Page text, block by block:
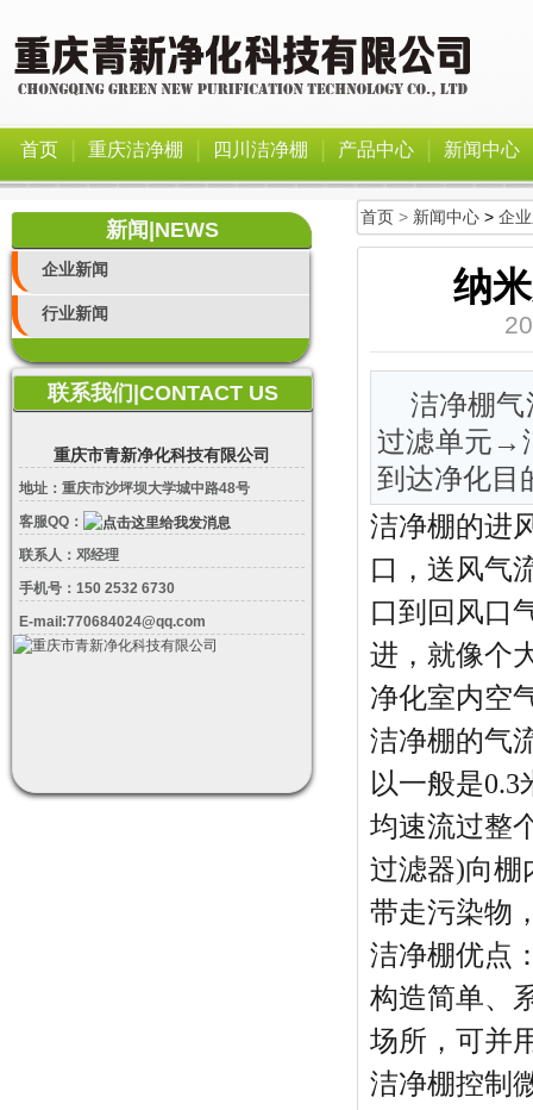
首页 重庆洁净棚 四川洁净棚 产品中心 新闻中心
新闻|NEWS
企业新闻
行业新闻
联系我们|CONTACT US
重庆市青新净化科技有限公司
地址：重庆市沙坪坝大学城中路48号
客服QQ：
联系人：邓经理
手机号：150 2532 6730
E-mail:770684024@qq.com
首页 > 新闻中心 > 企
纳
洁净棚
过滤单元→
到达净化目
洁净棚的进
口，送风气
口到回风口
进，就像个
净化室内空
洁净棚的气
以一般是
均速流过整
过滤器)向棚
带走污染物
洁净棚优点
构造简单、
场所，可并
洁净棚控制